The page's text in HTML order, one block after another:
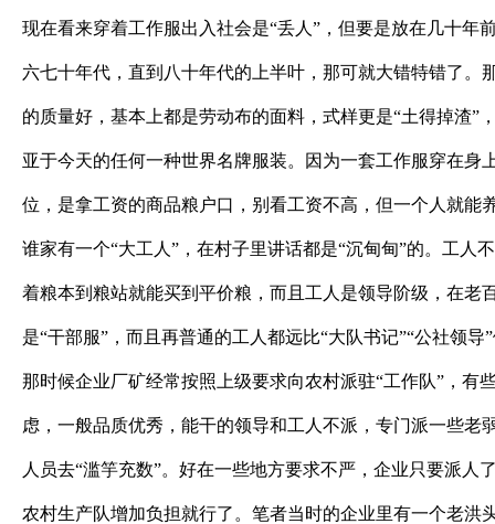
现在看来穿着工作服出入社会是“丢人”，但要是放在几十年
六七十年代，直到八十年代的上半叶，那可就大错特错了。
的质量好，基本上都是劳动布的面料，式样更是“土得掉渣”
亚于今天的任何一种世界名牌服装。因为一套工作服穿在身
位，是拿工资的商品粮户口，别看工资不高，但一个人就能
谁家有一个“大工人”，在村子里讲话都是“沉甸甸”的。工人
着粮本到粮站就能买到平价粮，而且工人是领导阶级，在老
是“干部服”，而且再普通的工人都远比“大队书记”“公社领导
那时候企业厂矿经常按照上级要求向农村派驻“工作队”，有
虑，一般品质优秀，能干的领导和工人不派，专门派一些老
人员去“滥竽充数”。好在一些地方要求不严，企业只要派人
农村生产队增加负担就行了。笔者当时的企业里有一个老洪